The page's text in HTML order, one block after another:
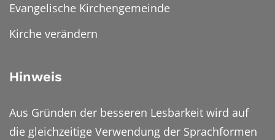
Evangelische Kirchengemeinde
Kirche verändern
Hinweis
Aus Gründen der besseren Lesbarkeit wird auf
die gleichzeitige Verwendung der Sprachformen